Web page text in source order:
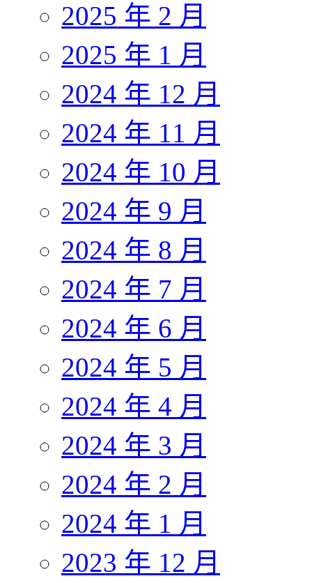
2025 年 2 月
2025 年 1 月
2024 年 12 月
2024 年 11 月
2024 年 10 月
2024 年 9 月
2024 年 8 月
2024 年 7 月
2024 年 6 月
2024 年 5 月
2024 年 4 月
2024 年 3 月
2024 年 2 月
2024 年 1 月
2023 年 12 月